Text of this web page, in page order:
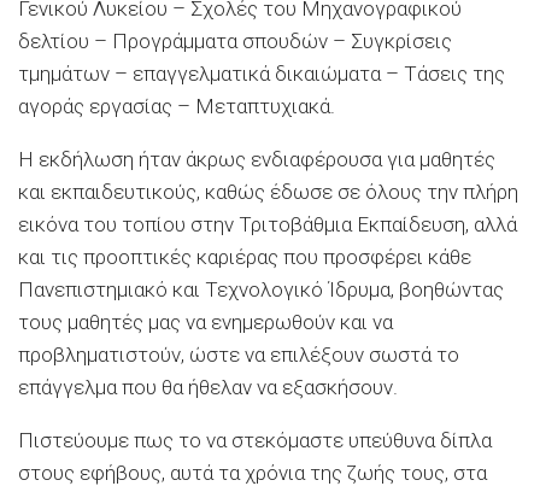
Γενικού Λυκείου – Σχολές του Μηχανογραφικού
δελτίου – Προγράμματα σπουδών – Συγκρίσεις
τμημάτων – επαγγελματικά δικαιώματα – Τάσεις της
αγοράς εργασίας – Μεταπτυχιακά.
Η εκδήλωση ήταν άκρως ενδιαφέρουσα για μαθητές
και εκπαιδευτικούς, καθώς έδωσε σε όλους την πλήρη
εικόνα του τοπίου στην Τριτοβάθμια Εκπαίδευση, αλλά
και τις προοπτικές καριέρας που προσφέρει κάθε
Πανεπιστημιακό και Τεχνολογικό Ίδρυμα, βοηθώντας
τους μαθητές μας να ενημερωθούν και να
προβληματιστούν, ώστε να επιλέξουν σωστά το
επάγγελμα που θα ήθελαν να εξασκήσουν.
Πιστεύουμε πως το να στεκόμαστε υπεύθυνα δίπλα
στους εφήβους, αυτά τα χρόνια της ζωής τους, στα